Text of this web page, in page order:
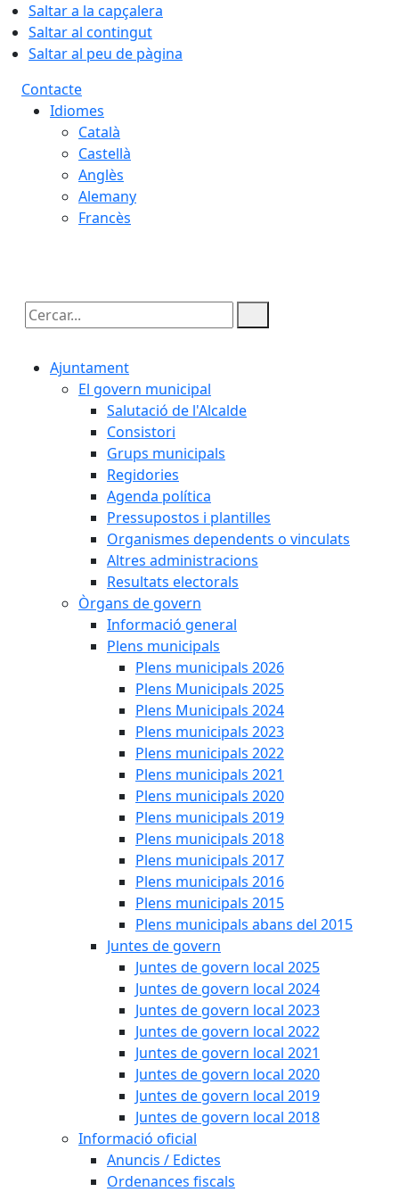
Saltar a la capçalera
Saltar al contingut
Saltar al peu de pàgina
Contacte
Idiomes
Català
Castellà
Anglès
Alemany
Francès
Cercar:
Ajuntament
El govern municipal
Salutació de l'Alcalde
Consistori
Grups municipals
Regidories
Agenda política
Pressupostos i plantilles
Organismes dependents o vinculats
Altres administracions
Resultats electorals
Òrgans de govern
Informació general
Plens municipals
Plens municipals 2026
Plens Municipals 2025
Plens Municipals 2024
Plens municipals 2023
Plens municipals 2022
Plens municipals 2021
Plens municipals 2020
Plens municipals 2019
Plens municipals 2018
Plens municipals 2017
Plens municipals 2016
Plens municipals 2015
Plens municipals abans del 2015
Juntes de govern
Juntes de govern local 2025
Juntes de govern local 2024
Juntes de govern local 2023
Juntes de govern local 2022
Juntes de govern local 2021
Juntes de govern local 2020
Juntes de govern local 2019
Juntes de govern local 2018
Informació oficial
Anuncis / Edictes
Ordenances fiscals